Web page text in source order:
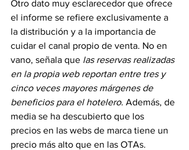
Otro dato muy esclarecedor que ofrece
el informe se refiere exclusivamente a
la distribución y a la importancia de
cuidar el canal propio de venta. No en
vano, señala que las reservas realizadas
en la propia web reportan entre tres y
cinco veces mayores márgenes de
beneficios para el hotelero. Además, de
media se ha descubierto que los
precios en las webs de marca tiene un
precio más alto que en las OTAs.